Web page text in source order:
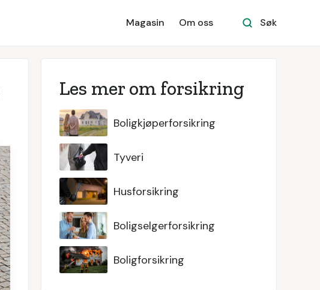
Magasin Om oss Søk
Les mer om forsikring
Boligkjøperforsikring
Tyveri
Husforsikring
Boligselgerforsikring
Boligforsikring